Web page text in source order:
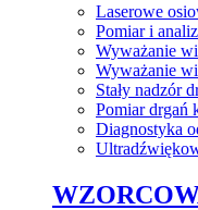
Laserowe
Pomiar i
Wyważanie
Wyważanie
Stały nadzór
Pomiar drgań
Diagnostyka